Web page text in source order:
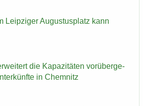
Leip­zi­ger Au­gus­tus­platz kann
die Ka­pa­zi­tä­ten vor­über­ge­
in Chem­nitz